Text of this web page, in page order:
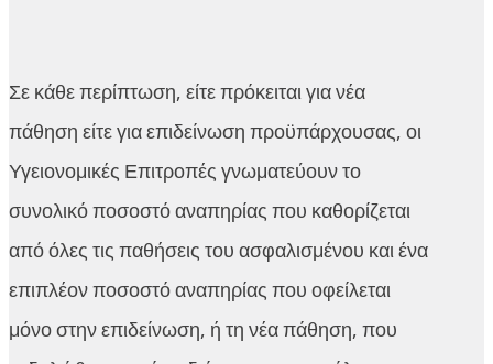
Σε κάθε περίπτωση, είτε πρόκειται για νέα
πάθηση είτε για επιδείνωση προϋπάρχουσας, οι
Υγειονομικές Επιτροπές γνωματεύουν το
συνολικό ποσοστό αναπηρίας που καθορίζεται
από όλες τις παθήσεις του ασφαλισμένου και ένα
επιπλέον ποσοστό αναπηρίας που οφείλεται
μόνο στην επιδείνωση, ή τη νέα πάθηση, που